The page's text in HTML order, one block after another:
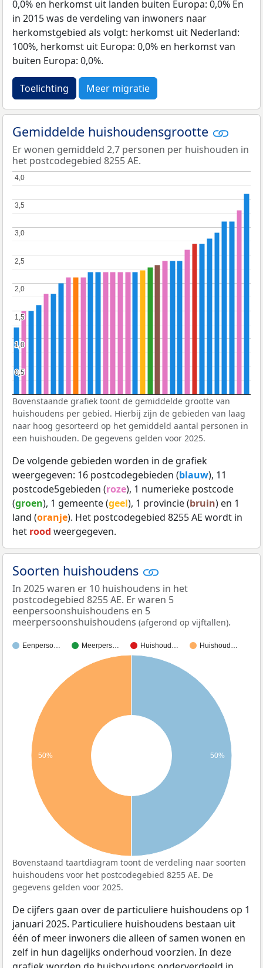
0,0% en herkomst uit landen buiten Europa: 0,0% En
in 2015 was de verdeling van inwoners naar
herkomstgebied als volgt: herkomst uit Nederland:
100%, herkomst uit Europa: 0,0% en herkomst van
buiten Europa: 0,0%.
Toelichting Meer migratie
Gemiddelde huishoudensgrootte
Er wonen gemiddeld 2,7 personen per huishouden in
het postcodegebied 8255 AE.
0,5
0,5
1,0
1,0
1,5
1,5
2,0
2,0
2,5
2,5
3,0
3,0
3,5
3,5
4,0
4,0
Bovenstaande grafiek toont de gemiddelde grootte van
huishoudens per gebied. Hierbij zijn de gebieden van laag
naar hoog gesorteerd op het gemiddeld aantal personen in
een huishouden. De gegevens gelden voor 2025.
De volgende gebieden worden in de grafiek
weergegeven: 16 postcodegebieden (blauw), 11
postcode5gebieden (roze), 1 numerieke postcode
(groen), 1 gemeente (geel), 1 provincie (bruin) en 1
land (oranje). Het postcodegebied 8255 AE wordt in
het rood weergegeven.
Soorten huishoudens
In 2025 waren er 10 huishoudens in het
postcodegebied 8255 AE. Er waren 5
eenpersoonshuishoudens en 5
meerpersoonshuishoudens (afgerond op vijftallen).
Eenperso… Meerpers… Huishoud… Huishoud…
50% 50%
Bovenstaand taartdiagram toont de verdeling naar soorten
huishoudens voor het postcodegebied 8255 AE. De
gegevens gelden voor 2025.
De cijfers gaan over de particuliere huishoudens op 1
januari 2025. Particuliere huishoudens bestaan uit
één of meer inwoners die alleen of samen wonen en
zelf in hun dagelijks onderhoud voorzien. In deze